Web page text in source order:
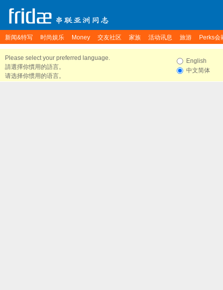
新闻&特写 时尚娱乐 Money 交友社区 家族 活动讯息 旅游 Perks会
Please select your preferred language.
請選擇你慣用的語言。
请选择你惯用的语言。
English
中文简体